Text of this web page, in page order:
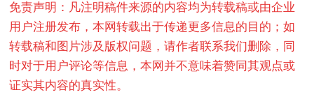
免责声明：凡注明稿件来源的内容均为转载稿或由企业
用户注册发布，本网转载出于传递更多信息的目的；如
转载稿和图片涉及版权问题，请作者联系我们删除，同
时对于用户评论等信息，本网并不意味着赞同其观点或
证实其内容的真实性。